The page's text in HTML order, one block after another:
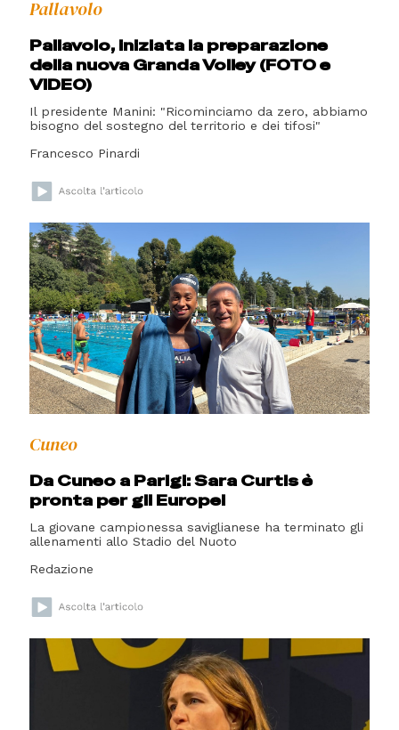
Pallavolo
Pallavolo, iniziata la preparazione
della nuova Granda Volley (FOTO e
VIDEO)
Il presidente Manini: "Ricominciamo da zero, abbiamo
bisogno del sostegno del territorio e dei tifosi"
Francesco Pinardi
Cuneo
Da Cuneo a Parigi: Sara Curtis è
pronta per gli Europei
La giovane campionessa saviglianese ha terminato gli
allenamenti allo Stadio del Nuoto
Redazione